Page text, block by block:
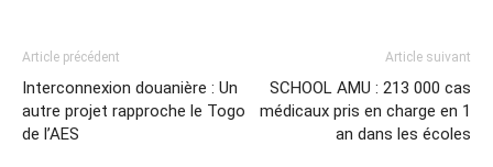
Article précédent
Interconnexion douanière : Un
autre projet rapproche le Togo
de l’AES
Article suivant
SCHOOL AMU : 213 000 cas
médicaux pris en charge en 1
an dans les écoles